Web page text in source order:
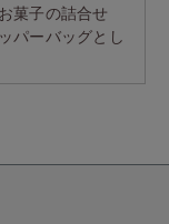
菓子の詰合せ
パーバッグとし